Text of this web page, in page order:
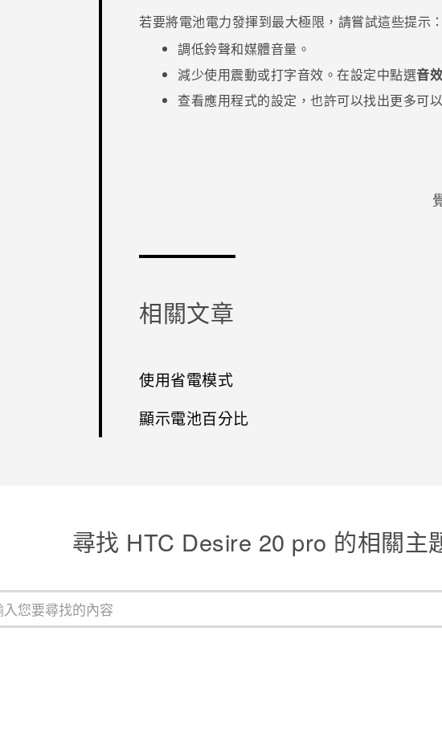
若要將電池電力發揮到最大極限，請嘗試這些提示
調低鈴聲和媒體音量。
減少使用震動或打字音效。在設定中點選音
查看應用程式的設定，也許可以找出更多可
相關文章
使用省電模式
顯示電池百分比
尋找 ‎HTC Desire 20 pro 的相關主